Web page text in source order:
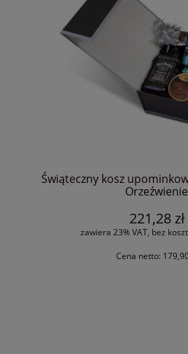
Świąteczny kosz
Orzeźwienie
221,28 zł
zawiera 23% VAT, bez
Cena netto: